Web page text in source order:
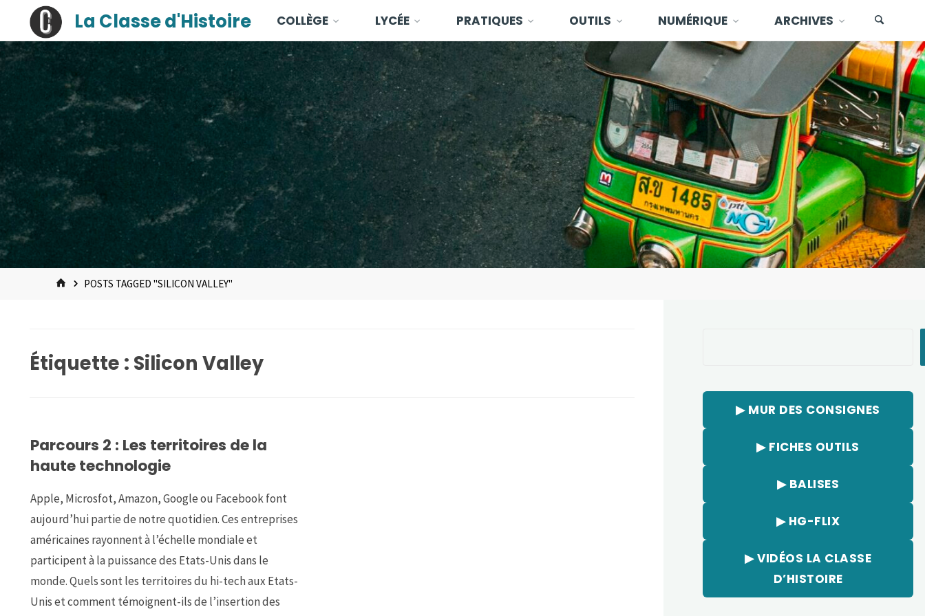
content
principal
La Classe d'Histoire COLLÈGE LYCÉE PRATIQUES OUTILS NUMÉRIQUE ARCHIVES
HOMEPOSTS TAGGED "SILICON VALLEY"
Étiquette : Silicon Valley
Parcours 2 : Les territoires de la
haute technologie
Apple, Microsfot, Amazon, Google ou Facebook font
aujourd’hui partie de notre quotidien. Ces entreprises
américaines rayonnent à l’échelle mondiale et
participent à la puissance des Etats-Unis dans le
monde. Quels sont les territoires du hi-tech aux Etats-
Unis et comment témoignent-ils de l’insertion des
▶︎ MUR DES CONSIGNES
▶︎ FICHES OUTILS
▶︎ BALISES
▶︎ HG-FLIX
▶︎ VIDÉOS LA CLASSE
D’HISTOIRE